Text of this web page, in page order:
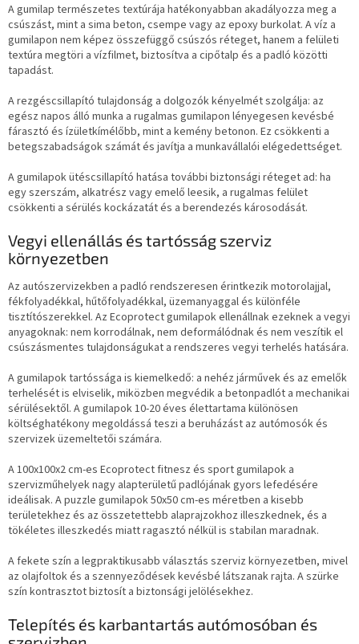
A gumilap természetes textúrája hatékonyabban akadályozza meg a
csúszást, mint a sima beton, csempe vagy az epoxy burkolat. A víz a
gumilapon nem képez összefüggő csúszós réteget, hanem a felületi
textúra megtöri a vízfilmet, biztosítva a cipőtalp és a padló közötti
tapadást.
A rezgéscsillapító tulajdonság a dolgozók kényelmét szolgálja: az
egész napos álló munka a rugalmas gumilapon lényegesen kevésbé
fárasztó és ízületkímélőbb, mint a kemény betonon. Ez csökkenti a
betegszabadságok számát és javítja a munkavállalói elégedettséget.
A gumilapok ütéscsillapító hatása további biztonsági réteget ad: ha
egy szerszám, alkatrész vagy emelő leesik, a rugalmas felület
csökkenti a sérülés kockázatát és a berendezés károsodását.
Vegyi ellenállás és tartósság szerviz
környezetben
Az autószervizekben a padló rendszeresen érintkezik motorolajjal,
fékfolyadékkal, hűtőfolyadékkal, üzemanyaggal és különféle
tisztítószerekkel. Az Ecoprotect gumilapok ellenállnak ezeknek a vegyi
anyagoknak: nem korrodálnak, nem deformálódnak és nem veszítik el
csúszásmentes tulajdonságukat a rendszeres vegyi terhelés hatására.
A gumilapok tartóssága is kiemelkedő: a nehéz járművek és az emelők
terhelését is elviselik, miközben megvédik a betonpadlót a mechanikai
sérülésektől. A gumilapok 10-20 éves élettartama különösen
költséghatékony megoldássá teszi a beruházást az autómosók és
szervizek üzemeltetői számára.
A 100x100x2 cm-es Ecoprotect fitnesz és sport gumilapok a
szervizműhelyek nagy alapterületű padlójának gyors lefedésére
ideálisak. A puzzle gumilapok 50x50 cm-es méretben a kisebb
területekhez és az összetettebb alaprajzokhoz illeszkednek, és a
tökéletes illeszkedés miatt ragasztó nélkül is stabilan maradnak.
A fekete szín a legpraktikusabb választás szerviz környezetben, mivel
az olajfoltok és a szennyeződések kevésbé látszanak rajta. A szürke
szín kontrasztot biztosít a biztonsági jelölésekhez.
Telepítés és karbantartás autómosóban és